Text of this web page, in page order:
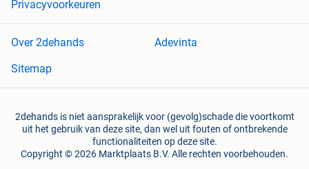
Privacyvoorkeuren
Over 2dehands
Adevinta
Sitemap
2dehands is niet aansprakelijk voor (gevolg)schade die voortkomt
uit het gebruik van deze site, dan wel uit fouten of ontbrekende
functionaliteiten op deze site.
Copyright © 2026 Marktplaats B.V. Alle rechten voorbehouden.